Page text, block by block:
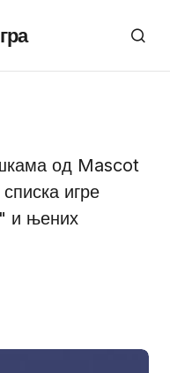
од Mascot
игре
и њених